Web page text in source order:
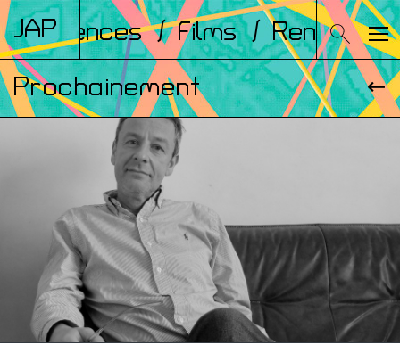
JAP / Films / Rencontres
Prochainement